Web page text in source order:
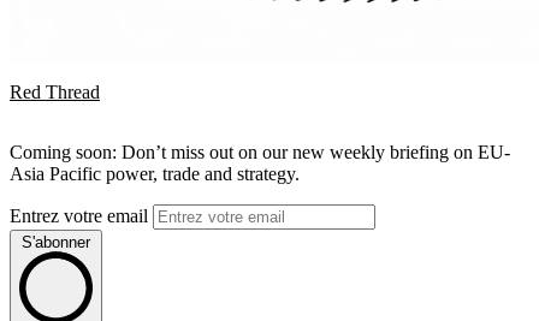
Red Thread
Coming soon: Don’t miss out on our new weekly briefing on EU-
Asia Pacific power, trade and strategy.
Entrez votre email
S'abonner